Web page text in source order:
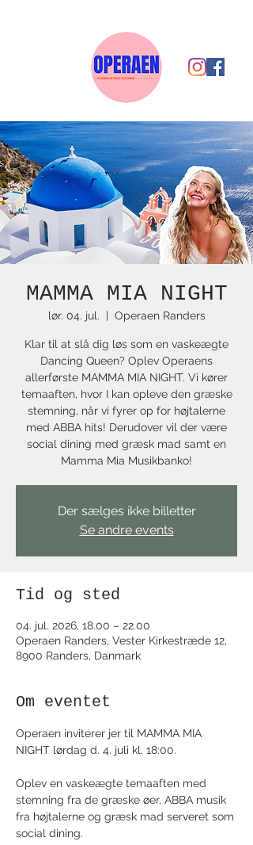
MAMMA MIA NIGHT
lør. 04. jul.
  |
Operaen Randers
Klar til at slå dig løs som en vaskeægte
Dancing Queen? Oplev Operaens
allerførste MAMMA MIA NIGHT. Vi kører
temaaften, hvor I kan opleve den græske
stemning, når vi fyrer op for højtalerne
med ABBA hits! Derudover vil der være
social dining med græsk mad samt en
Mamma Mia Musikbanko!
Der sælges ikke billetter
Se andre events
Tid og sted
04. jul. 2026, 18.00 – 22.00
Operaen Randers, Vester Kirkestræde 12,
8900 Randers, Danmark
Om eventet
Operaen inviterer jer til MAMMA MIA
NIGHT lørdag d. 4. juli kl. 18:00.
Oplev en vaskeægte temaaften med
stemning fra de græske øer, ABBA musik
fra højtalerne og græsk mad serveret som
social dining.